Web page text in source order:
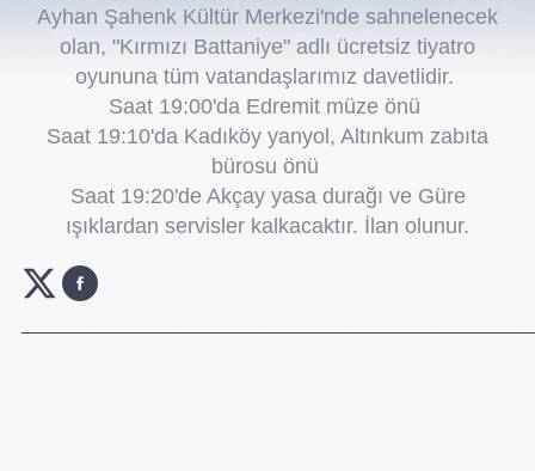
Ayhan Şahenk Kültür Merkezi'nde sahnelenecek
olan, "Kırmızı Battaniye" adlı ücretsiz tiyatro
oyununa tüm vatandaşlarımız davetlidir.
Saat 19:00'da Edremit müze önü
Saat 19:10'da Kadıköy yanyol, Altınkum zabıta
bürosu önü
Saat 19:20'de Akçay yasa durağı ve Güre
ışıklardan servisler kalkacaktır. İlan olunur.